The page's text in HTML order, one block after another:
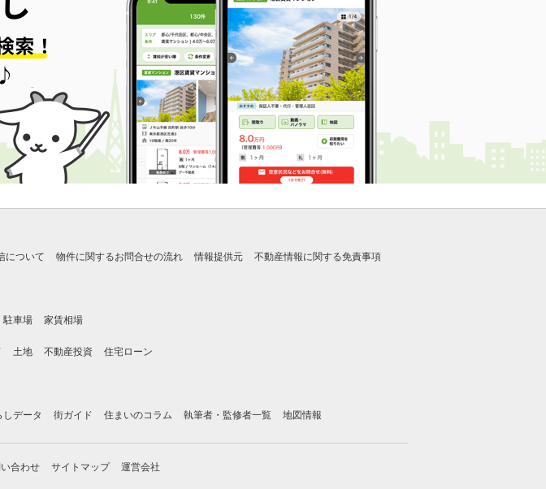
について 物件に関するお問合せの流れ 情報提供元 不動産情報に関する免責事項
駐車場 家賃相場
土地 不動産投資 住宅ローン
しデータ 街ガイド 住まいのコラム 執筆者・監修者一覧 地図情報
合わせ サイトマップ 運営会社